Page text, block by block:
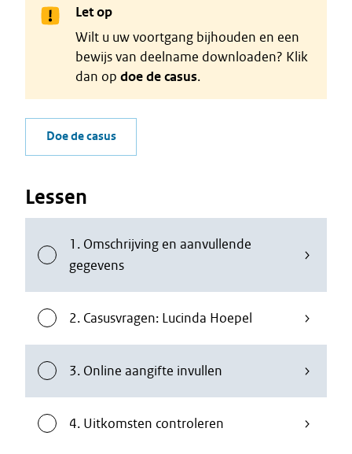
Let op
Wilt u uw voortgang bijhouden en een
bewijs van deelname downloaden? Klik
dan op doe de casus.
Doe de casus
Lessen
1. Omschrijving en aanvullende
gegevens
2. Casusvragen: Lucinda Hoepel
3. Online aangifte invullen
4. Uitkomsten controleren